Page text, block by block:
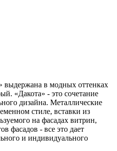
выдержана в модных оттенках
«Дакота» - это сочетание
дизайна. Металлические
стиле, вставки из
на фасадах витрин,
фасадов - все это дает
и индивидуального